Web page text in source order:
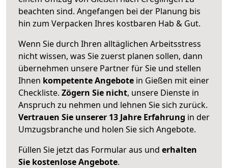
beachten sind. Angefangen bei der Planung bis
hin zum Verpacken Ihres kostbaren Hab & Gut.
Wenn Sie durch Ihren alltäglichen Arbeitsstress
nicht wissen, was Sie zuerst planen sollen, dann
übernehmen unsere Partner für Sie und stellen
Ihnen kompetente Angebote in Gießen mit einer
Checkliste. Zögern Sie nicht, unsere Dienste in
Anspruch zu nehmen und lehnen Sie sich zurück.
Vertrauen Sie unserer 13 Jahre Erfahrung in der
Umzugsbranche und holen Sie sich Angebote.
Füllen Sie jetzt das Formular aus und erhalten
Sie kostenlose Angebote.